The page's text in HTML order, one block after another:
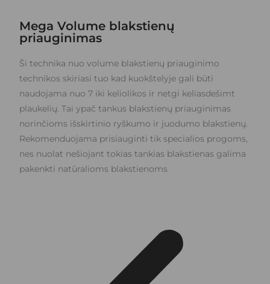
Mega Volume blakstienų
priauginimas
Ši technika nuo volume blakstienų priauginimo
technikos skiriasi tuo kad kuokštelyje gali būti
naudojama nuo 7 iki keliolikos ir netgi keliasdešimt
plaukelių. Tai ypač tankus blakstienų priauginimas
norinčioms išskirtinio ryškumo ir juodumo blakstienų.
Rekomenduojama prisiauginti tik specialios progoms,
nes nuolat nešiojant tokias tankias blakstienas galima
pakenkti natūralioms blakstienoms